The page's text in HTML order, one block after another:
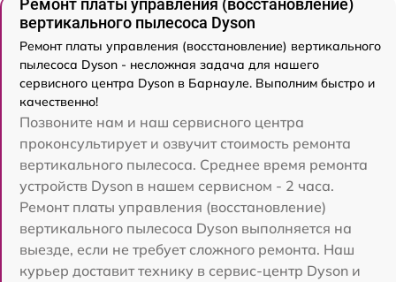
Ремонт платы управления (восстановление)
вертикального пылесоса Dyson
Ремонт платы управления (восстановление) вертикального
пылесоса Dyson - несложная задача для нашего
сервисного центра Dyson в Барнауле. Выполним быстро и
качественно!
Позвоните нам и наш сервисного центра
проконсультирует и озвучит стоимость ремонта
вертикального пылесоса. Среднее время ремонта
устройств Dyson в нашем сервисном - 2 часа.
Ремонт платы управления (восстановление)
вертикального пылесоса Dyson выполняется на
выезде, если не требует сложного ремонта. Наш
курьер доставит технику в сервис-центр Dyson и